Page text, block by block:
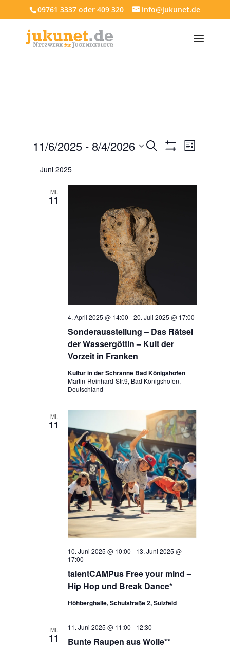
09761 3337 oder 409 320 info@jukunet.de
Veranstaltungen
und
Ansichten,
Suche Liste
11/6/2025 - 8/4/2026
wählen.
Juni 2025
MI.
11
Sonderausstellung – Das Rätsel
der Wassergöttin – Kult der
Vorzeit in Franken
4. April 2025 @ 14:00 -20. Juli 2025 @ 17:00
Kultur in der Schranne Bad Königshofen
Martin-Reinhard-Str.9, Bad Königshofen,
Deutschland
MI.
11
talentCAMPus Free your mind –
Hip Hop und Break Dance*
10. Juni 2025 @ 10:00 - 13. Juni 2025 @
17:00
Höhberghalle, Schulstraße 2, Sulzfeld
MI.
11 Bunte Raupen aus Wolle**
11. Juni 2025 @ 11:00 - 12:30